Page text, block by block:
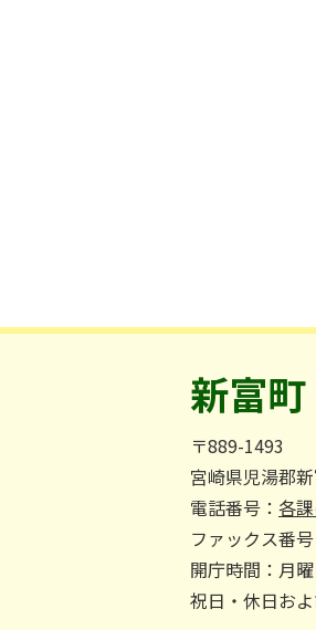
新富町
〒889-1493
宮崎県児湯郡
電話番号： 各
ファックス番
開庁時間：月
祝日・休日お